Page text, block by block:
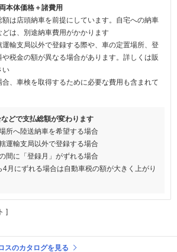
本体価格＋諸費用
は店頭納車を前提にしています。自宅への納車
は、別途納車費用がかかります
輸支局以外で登録する際や、車の定置場所、登
税金の額が異なる場合があります。詳しくは販
い
、車検を取得するために必要な費用も含まれて
などで支払総額が変わります
所へ陸送納車を希望する場合
運輸支局以外で登録する場合
間に「登録月」がずれる場合
4月にずれる場合は自動車税の額が大きく上がり
]
スのカタログを見る